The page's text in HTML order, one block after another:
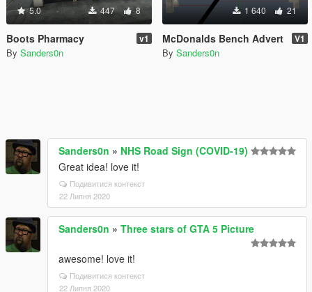
5.0 447 8
Boots Pharmacy v1
By Sanders0n
1 640 21
McDonalds Bench Advert V1
By Sanders0n
Sanders0n » NHS Road Sign (COVID-19)
Great idea! love it!
Подивитися контекст
22 Липня 2020
Sanders0n » Three stars of GTA 5 Picture
awesome! love it!
Подивитися контекст
22 Липня 2020